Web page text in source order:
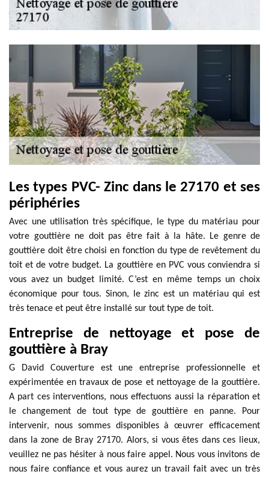
Les types PVC- Zinc dans le 27170 et ses
périphéries
Avec une utilisation très spécifique, le type du matériau pour
votre gouttière ne doit pas être fait à la hâte. Le genre de
gouttière doit être choisi en fonction du type de revêtement du
toit et de votre budget. La gouttière en PVC vous conviendra si
vous avez un budget limité. C’est en même temps un choix
économique pour tous. Sinon, le zinc est un matériau qui est
très tenace et peut être installé sur tout type de toit.
Entreprise de nettoyage et pose de
gouttière à Bray
G David Couverture est une entreprise professionnelle et
expérimentée en travaux de pose et nettoyage de la gouttière.
A part ces interventions, nous effectuons aussi la réparation et
le changement de tout type de gouttière en panne. Pour
intervenir, nous sommes disponibles à œuvrer efficacement
dans la zone de Bray 27170. Alors, si vous êtes dans ces lieux,
veuillez ne pas hésiter à nous faire appel. Nous vous invitons de
nous faire confiance et vous aurez un travail fait avec un très